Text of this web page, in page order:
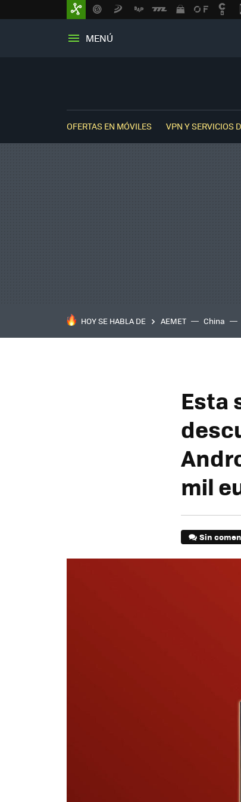
MENÚ
OFERTAS EN MÓVILES VPN Y SERVICIOS
HOY SE HABLA DE AEMET China
Esta
mil
Sin